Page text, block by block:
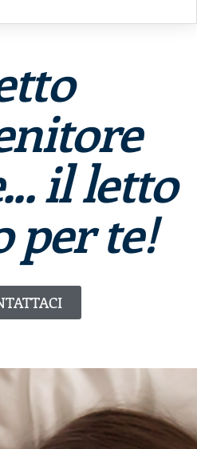
il letto
per te!